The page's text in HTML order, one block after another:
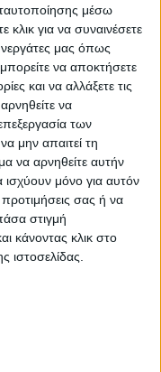
μέσω
για να συναινέσετε
μας όπως
να αποκτήσετε
και να αλλάξετε τις
να
των
μην απαιτεί τη
να αρνηθείτε αυτήν
ισχύουν μόνο για αυτόν
σας ή να
στιγμή
κάνοντας κλικ στο
κατάφερε να
βρέθηκε να
για τα καλά
τρίτο
59 και στο
μάχη
βολές
πέντε φάουλ
και ο ΑΣΚ